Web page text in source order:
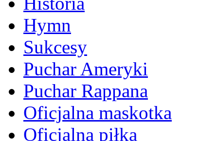
Hymn
Sukcesy
Puchar Ameryki
Puchar Rappana
Oficjalna maskotka
Oficjalna piłka